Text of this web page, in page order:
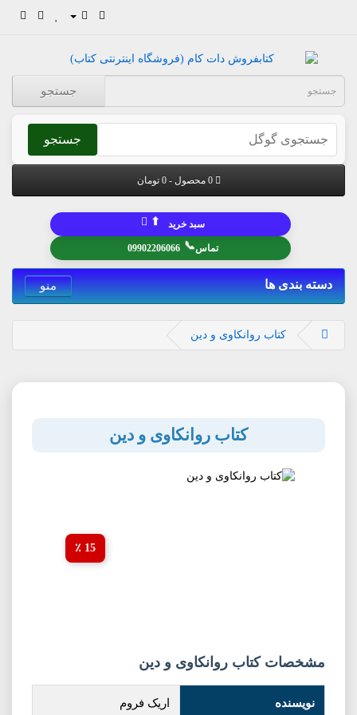
جستجو
جستجو
0 محصول - 0 تومان
تماس📞
09902206066
سبد خرید ⬆
دسته بندی ها منو
کتاب روانکاوی و دین
کتاب روانکاوی و دین
15 ٪
مشخصات کتاب روانکاوی و دین
نویسنده اریک فروم